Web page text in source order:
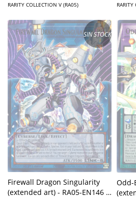
RARITY COLLECTION V (RA05)
SIN STOCK
Firewall Dragon Singularity
(extended art) - RA05-EN146 -
Odd-